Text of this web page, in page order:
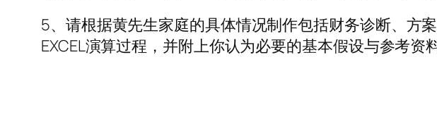
5、请根据黄先生家庭的具体情况制作包括财务诊断、方
EXCEL演算过程，并附上你认为必要的基本假设与参考资料